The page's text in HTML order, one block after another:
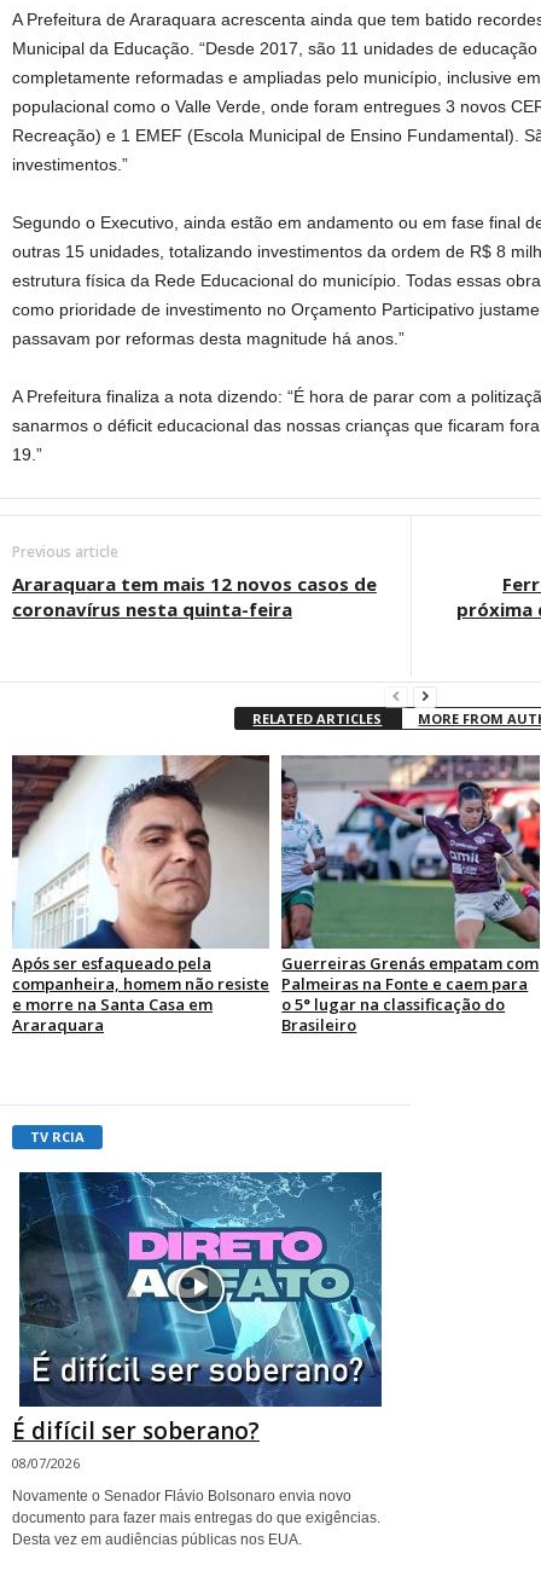
A Prefeitura de Araraquara acrescenta ainda que tem batido
Municipal da Educação. “Desde 2017, são 11 unidades de
completamente reformadas e ampliadas pelo município, inclusive
populacional como o Valle Verde, onde foram entregues 3 novos
Recreação) e 1 EMEF (Escola Municipal de Ensino Fundamental).
investimentos.”
Segundo o Executivo, ainda estão em andamento ou em fase final
outras 15 unidades, totalizando investimentos da ordem de R$ 8
estrutura física da Rede Educacional do município. Todas essas
como prioridade de investimento no Orçamento Participativo
passavam por reformas desta magnitude há anos.”
A Prefeitura finaliza a nota dizendo: “É hora de parar com a
sanarmos o déficit educacional das nossas crianças que ficaram
19.”
Previous article
Araraquara tem mais 12 novos casos de
coronavírus nesta quinta-feira
próxima
RELATED ARTICLES MORE FROM
Após ser esfaqueado pela
companheira, homem não resiste
e morre na Santa Casa em
Araraquara
Guerreiras Grenás empatam com
Palmeiras na Fonte e caem para
o 5° lugar na classificação do
Brasileiro
TV RCIA
É difícil ser soberano?
08/07/2026
Novamente o Senador Flávio Bolsonaro envia novo
documento para fazer mais entregas do que exigências.
Desta vez em audiências públicas nos EUA.